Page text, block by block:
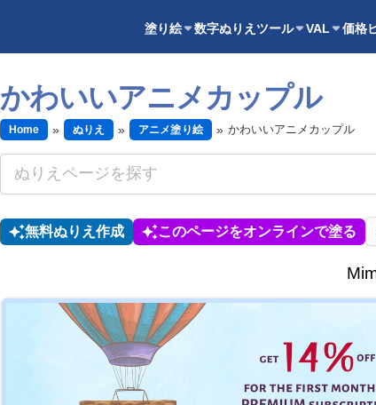
塗り絵 数字ぬりえ ツール VAL 価格
かわいいアニメカップル
Home ぬりえ アニメ塗り絵 かわいいアニメカップル
無料ぬりえ作成 このページをオンラインで塗る